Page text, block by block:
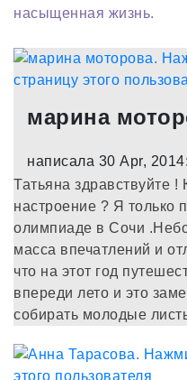
насыщенная жизнь.
марина
написала 30 Apr, 2014:
Татьяна здравствуйте
настроение ? Я только
олимпиаде в Сочи
масса впечатлений и
что на этот год
впереди лето и это
собирать молодые